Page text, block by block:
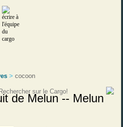
>cocoon
de Melun -- Melun